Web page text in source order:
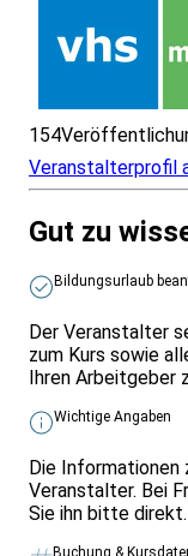
154
Veranstalterprofil
Gut zu
Bildungsurlaub
Der Veranstalter
zum Kurs sowie
Ihren Arbeitgeber
Wichtige Angaben
Die Informationen
Veranstalter. Bei
Sie ihn bitte direkt.
Buchung &